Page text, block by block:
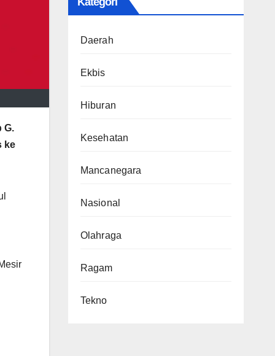
G.
ke
Daerah
Ekbis
Hiburan
Kesehatan
Mancanegara
Nasional
Olahraga
Ragam
Tekno